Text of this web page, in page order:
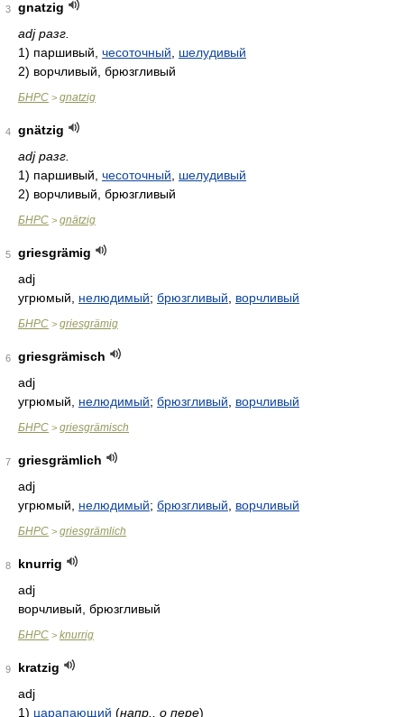
3
gnatzig
adj разг.
1) паршивый, чесоточный
шелудивый
2) ворчливый, брюзгливый
БНРС > gnatzig
4
gnätzig
adj разг.
1) паршивый, чесоточный
шелудивый
2) ворчливый, брюзгливый
БНРС > gnätzig
5
griesgrämig
adj
угрюмый, нелюдимый; брюзгливый ворчливый
БНРС > griesgrämig
6
griesgrämisch
adj
угрюмый, нелюдимый; брюзгливый ворчливый
БНРС > griesgrämisch
7
griesgrämlich
adj
угрюмый, нелюдимый; брюзгливый ворчливый
БНРС > griesgrämlich
8
knurrig
adj
ворчливый, брюзгливый
БНРС > knurrig
9
kratzig
adj
1) царапающий (напр., о пере)